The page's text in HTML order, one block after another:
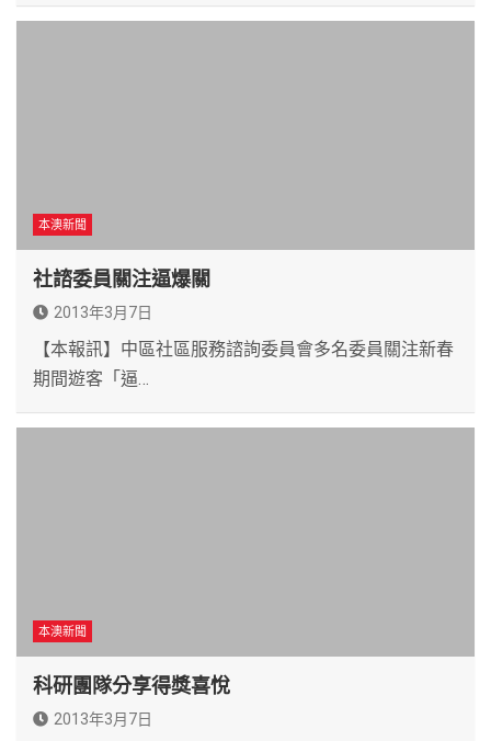
本澳新聞
社諮委員關注逼爆關
2013年3月7日
【本報訊】中區社區服務諮詢委員會多名委員關注新春
期間遊客「逼…
本澳新聞
科研團隊分享得獎喜悅
2013年3月7日